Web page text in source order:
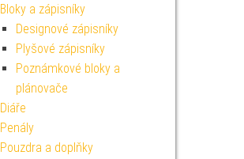
Bloky a zápisníky
Designové zápisníky
Plyšové zápisníky
Poznámkové bloky a
plánovače
Diáře
Penály
Pouzdra a doplňky